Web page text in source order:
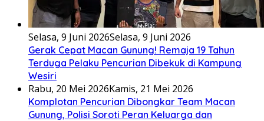
Selasa, 9 Juni 2026Selasa, 9 Juni 2026
Gerak Cepat Macan Gunung! Remaja 19 Tahun
Terduga Pelaku Pencurian Dibekuk di Kampung
Wesiri
Rabu, 20 Mei 2026Kamis, 21 Mei 2026
Komplotan Pencurian Dibongkar Team Macan
Gunung, Polisi Soroti Peran Keluarga dan